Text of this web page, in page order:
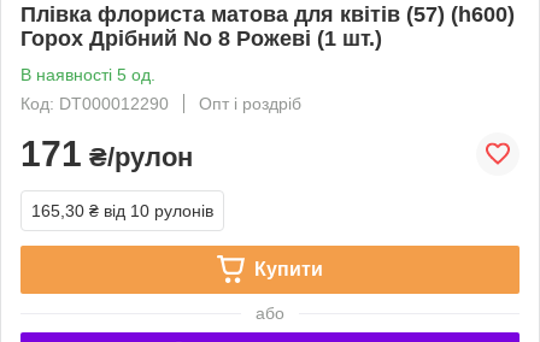
Плівка флориста матова для квітів (57) (h600)
Горох Дрібний No 8 Рожеві (1 шт.)
В наявності 5 од.
Код: DT000012290
Опт і роздріб
171 ₴/рулон
165,30 ₴ від 10 рулонів
Купити
або